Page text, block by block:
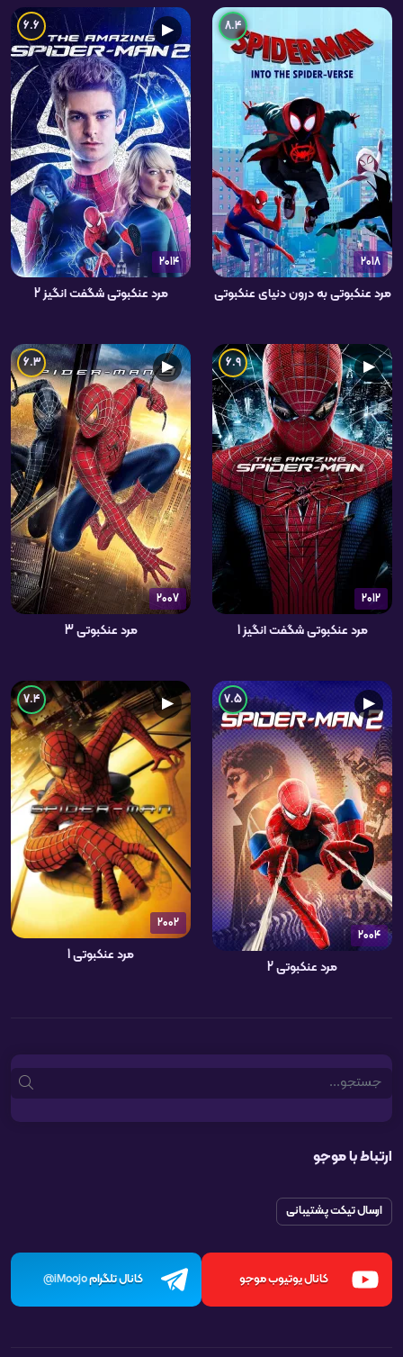
2018
8.4
مرد عنکبوتی به درون دنیای عنکبوتی
2014
▶
6.6
مرد عنکبوتی شگفت انگیز 2
2012
▶
6.9
مرد عنکبوتی شگفت انگیز 1
2007
▶
6.3
مرد عنکبوتی 3
2004
▶
7.5
مرد عنکبوتی 2
2002
▶
7.4
مرد عنکبوتی 1
Search
ارتباط با موجو
ارسال تیکت پشتیبانی
کانال یوتیوب موجو کانال تلگرامiMoojo@